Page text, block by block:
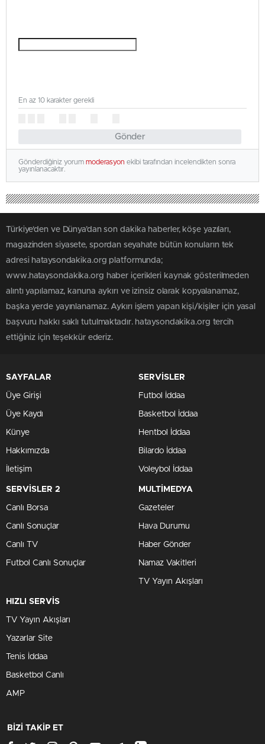
Gönder
En az 10 karakter gerekli
Gönderdiğiniz yorum moderasyon ekibi tarafından incelendikten sonra
yayınlanacaktır.
Türkiye'den ve Dünya’dan son dakika haberler, köşe yazıları,
magazinden siyasete, spordan seyahate bütün konuların tek
adresi hataysondakika.org platformunda;
www.hataysondakika.org haber içerikleri kaynak gösterilmeden
alıntı yapılamaz, kanuna aykırı ve izinsiz olarak kopyalanamaz,
başka yerde yayınlanamaz. Aykırı işlem yapan kişi/kişiler için yasal
başvuru hakkı saklı tutulmaktadır. hataysondakika.org tercih
ettiğiniz için teşekkür ederiz.
SAYFALAR
Üye Girişi
Üye Kaydı
Künye
Hakkımızda
İletişim
SERVİSLER
Futbol İddaa
Basketbol İddaa
Hentbol İddaa
Bilardo İddaa
Voleybol İddaa
SERVİSLER 2
Canlı Borsa
Canlı Sonuçlar
Canlı TV
Futbol Canlı Sonuçlar
MULTİMEDYA
Gazeteler
Hava Durumu
Haber Gönder
Namaz Vakitleri
TV Yayın Akışları
HIZLI SERVİS
TV Yayın Akışları
Yazarlar Site
Tenis İddaa
Basketbol Canlı
AMP
BİZİ TAKİP ET